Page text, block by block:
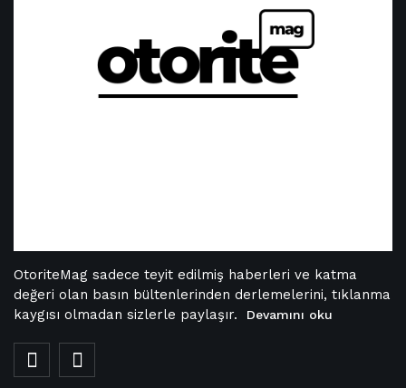
OtoriteMag sadece teyit edilmiş haberleri ve katma
değeri olan basın bültenlerinden derlemelerini, tıklanma
kaygısı olmadan sizlerle paylaşır.
Devamını oku